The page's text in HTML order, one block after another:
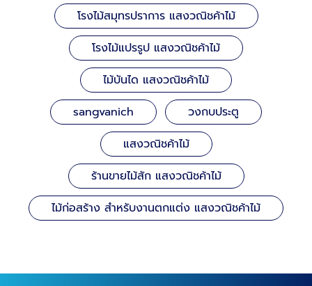
โรงไม้สมุทรปราการ แสงวณิชค้าไม้
โรงไม้แปรรูป แสงวณิชค้าไม้
ไม้บันได แสงวณิชค้าไม้
sangvanich
วงกบประตู
แสงวณิชค้าไม้
ร้านขายไม้สัก แสงวณิชค้าไม้
ไม้ก่อสร้าง สำหรับงานตกแต่ง แสงวณิชค้าไม้